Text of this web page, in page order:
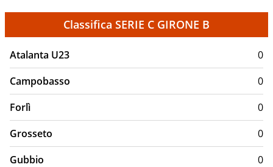
Classifica SERIE C GIRONE B
Atalanta U23
0
Campobasso
0
Forlì
0
Grosseto
0
Gubbio
0